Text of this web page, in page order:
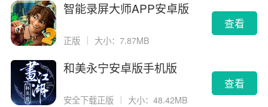
智能录屏大师APP安卓版
正版 ｜ 大小：7.87MB
查看
和美永宁安卓版手机版
安全下载正版 大小：48.42MB
查看